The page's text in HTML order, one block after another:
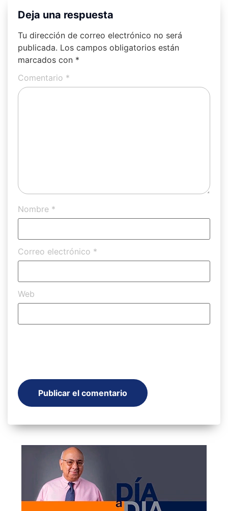
Deja una respuesta
Tu dirección de correo electrónico no será
publicada. Los campos obligatorios están
marcados con *
Comentario *
Nombre *
Correo electrónico *
Web